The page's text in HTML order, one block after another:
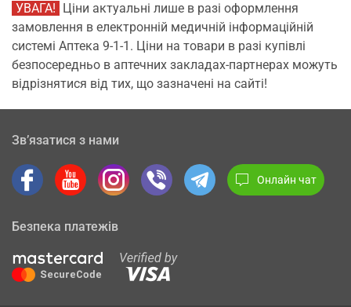
УВАГА! Ціни актуальні лише в разі оформлення
замовлення в електронній медичній інформаційній
системі Аптека 9-1-1. Ціни на товари в разі купівлі
безпосередньо в аптечних закладах-партнерах можуть
відрізнятися від тих, що зазначені на сайті!
Зв’язатися з нами
Онлайн чат
Безпека платежів